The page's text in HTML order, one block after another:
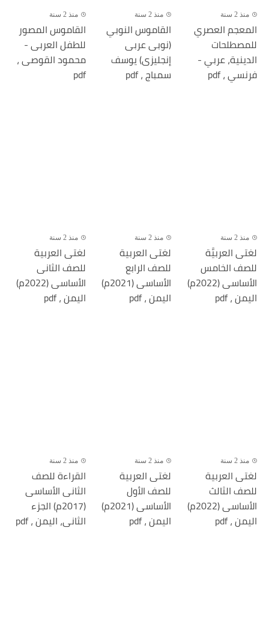
منذ 2 سنة
المعجم العصري
للمصطلحات
الدينية، عربي -
فرنسي ، pdf
منذ 2 سنة
القاموس النوبي
(نوبى عربى
إنجليزى) يوسف
سمباج ، pdf
منذ 2 سنة
القاموس المصور
للطفل العربى -
محمود القوصى ،
pdf
منذ 2 سنة
لغتى العربيَّة
للصف الخامس
الأساسى (2022م)
اليمن ، pdf
منذ 2 سنة
لغتى العربية
للصف الرابع
الأساسى (2021م)
اليمن ، pdf
منذ 2 سنة
لغتى العربية
للصف الثانى
الأساسى (2022م)
اليمن ، pdf
منذ 2 سنة
لغتى العربية
للصف الثالث
الأساسى (2022م)
اليمن ، pdf
منذ 2 سنة
لغتى العربية
للصف الأول
الأساسى (2021م)
اليمن ، pdf
منذ 2 سنة
القراءة للصف
الثانى الأساسى
(2017م) الجزء
الثانى، اليمن ، pdf